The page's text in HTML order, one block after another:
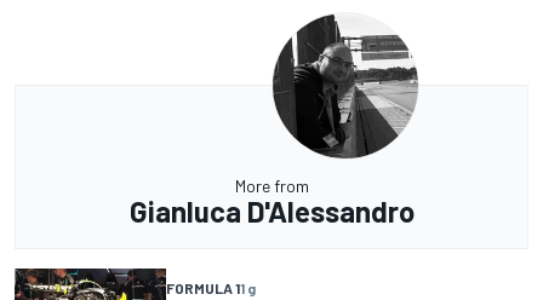
More from
Gianluca D'Alessandro
FORMULA 11 g